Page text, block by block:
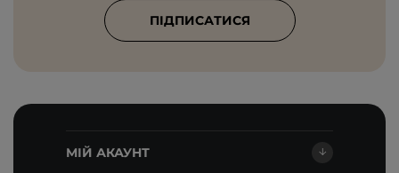
ПІДПИСАТИСЯ
МІЙ АКАУНТ